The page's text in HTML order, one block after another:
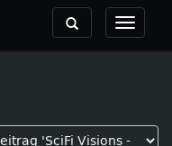
Toggle
Toggle
navigation